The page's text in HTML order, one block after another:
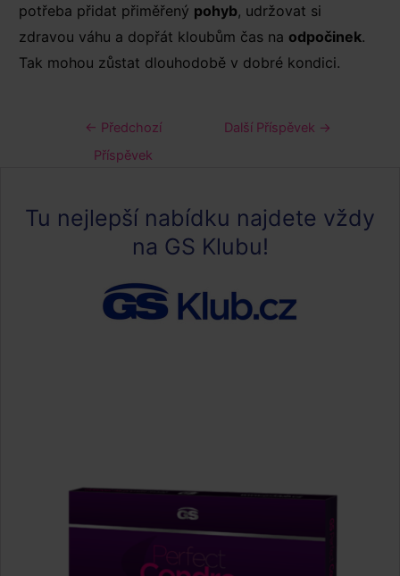
potřeba přidat přiměřený pohyb, udržovat si
zdravou váhu a dopřát kloubům čas na odpočinek.
Tak mohou zůstat dlouhodobě v dobré kondici.
Navigace
← Předchozí
Příspěvek
Další Příspěvek →
Tu nejlepší nabídku najdete vždy
na GS Klubu!